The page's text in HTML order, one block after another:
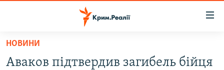
Перейти
основного
НОВИНИ
Аваков підтвердив загибель бійця